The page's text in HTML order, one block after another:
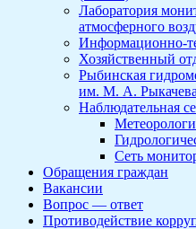
Лаборатория
атмосферного
Информационно-
Хозяйственный
Рыбинская
им. М. А.
Наблюдательная
Сеть
Обращения граждан
Вакансии
Вопрос — ответ
Противодействие